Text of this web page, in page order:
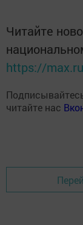
Читайте
https://
читайте нас